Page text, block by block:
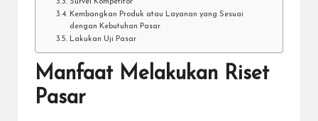
Kembangkan Produk atau Layanan yang Sesuai
dengan Kebutuhan Pasar
Lakukan Uji Pasar
Manfaat Melakukan Riset
Pasar